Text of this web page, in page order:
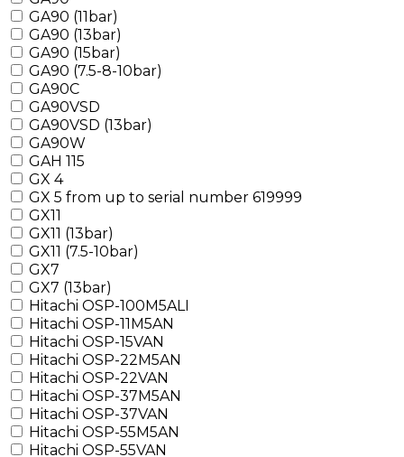
GA90 (11bar)
GA90 (13bar)
GA90 (15bar)
GA90 (7.5-8-10bar)
GA90C
GA90VSD
GA90VSD (13bar)
GA90W
GAH 115
GX 4
GX 5 from up to serial number 619999
GX11
GX11 (13bar)
GX11 (7.5-10bar)
GX7
GX7 (13bar)
Hitachi OSP-100M5ALI
Hitachi OSP-11M5AN
Hitachi OSP-15VAN
Hitachi OSP-22M5AN
Hitachi OSP-22VAN
Hitachi OSP-37M5AN
Hitachi OSP-37VAN
Hitachi OSP-55M5AN
Hitachi OSP-55VAN